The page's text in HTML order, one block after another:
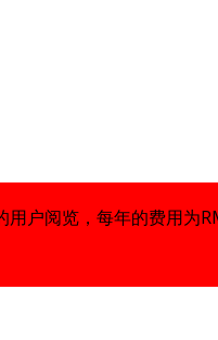
用户阅览，每年的费用为